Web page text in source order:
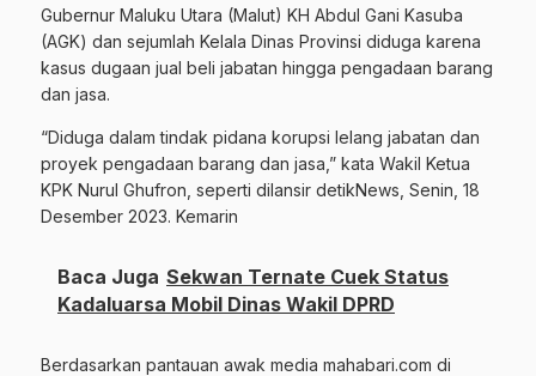
Gubernur Maluku Utara (Malut) KH Abdul Gani Kasuba
(AGK) dan sejumlah Kelala Dinas Provinsi diduga karena
kasus dugaan jual beli jabatan hingga pengadaan barang
dan jasa.
“Diduga dalam tindak pidana korupsi lelang jabatan dan
proyek pengadaan barang dan jasa,” kata Wakil Ketua
KPK Nurul Ghufron, seperti dilansir detikNews, Senin, 18
Desember 2023. Kemarin
Baca Juga Sekwan Ternate Cuek Status
Kadaluarsa Mobil Dinas Wakil DPRD
Berdasarkan pantauan awak media mahabari.com di